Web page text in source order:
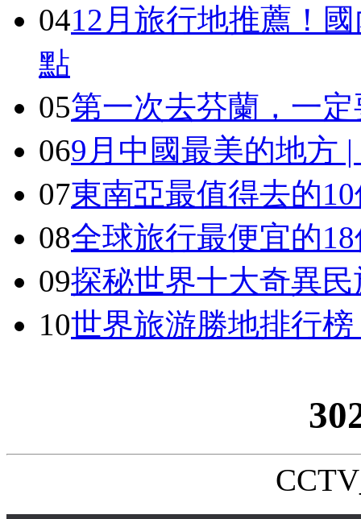
0412月旅行地推薦！
點
05第一次去芬蘭，一
069月中國最美的地方
07東南亞最值得去的
08全球旅行最便宜的
09探秘世界十大奇異
10世界旅游勝地排行